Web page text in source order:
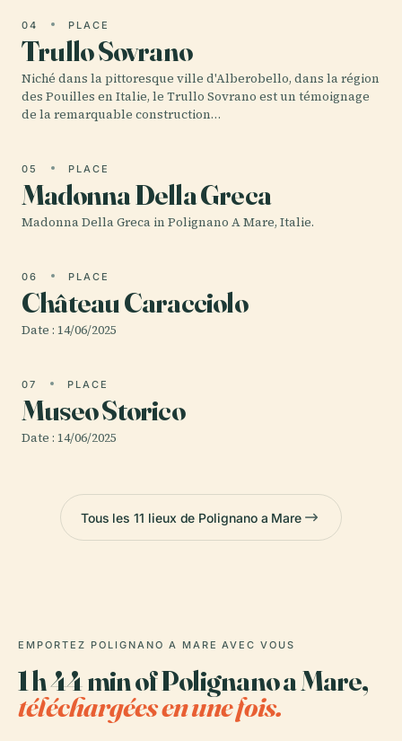
04 PLACE
Trullo Sovrano
Niché dans la pittoresque ville d'Alberobello, dans la région
des Pouilles en Italie, le Trullo Sovrano est un témoignage
de la remarquable construction…
05 PLACE
Madonna Della Greca
Madonna Della Greca in Polignano A Mare, Italie.
06 PLACE
Château Caracciolo
Date : 14/06/2025
07 PLACE
Museo Storico
Date : 14/06/2025
Tous les 11 lieux de Polignano a Mare
EMPORTEZ POLIGNANO A MARE AVEC VOUS
1 h 44 min of Polignano a Mare,
téléchargées en une fois.